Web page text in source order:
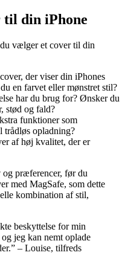
til din iPhone
vælger et cover til din
der viser din iPhones
en farvet eller mønstret stil?
har du brug for? Ønsker du
stød og fald?
funktioner som
trådløs opladning?
af høj kvalitet, der er
præferencer, før du
med MagSafe, som dette
kombination af stil,
beskyttelse for min
jeg kan nemt oplade
– Louise, tilfreds